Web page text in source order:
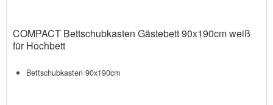
COMPACT Bettschubkasten Gästebett 90x190cm weiß
für Hochbett
Bettschubkasten 90x190cm